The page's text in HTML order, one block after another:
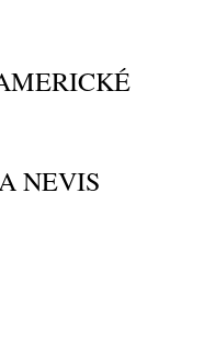
NEVIS